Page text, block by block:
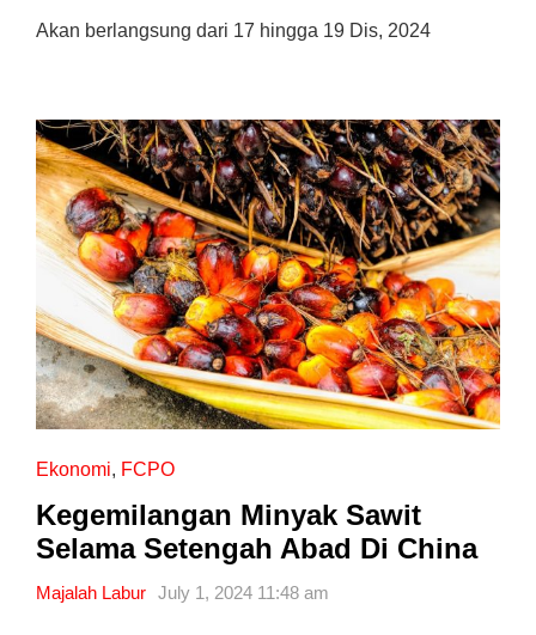
Akan berlangsung dari 17 hingga 19 Dis, 2024
Ekonomi, FCPO
Kegemilangan Minyak Sawit
Selama Setengah Abad Di China
Majalah Labur July 1, 2024 11:48 am